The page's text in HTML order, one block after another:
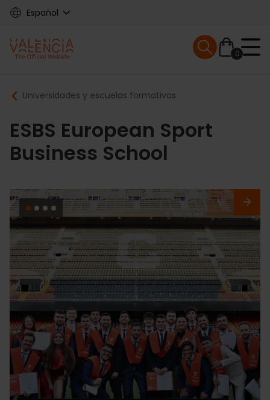
Skip
content
Español
Main
navigation
0
Mobile menu
Breadcrumb
Universidades y escuelas formativas
ESBS European Sport
Business School